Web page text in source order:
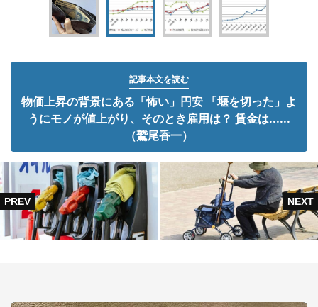
記事本文を読む
物価上昇の背景にある「怖い」円安 「堰を切った」よ
うにモノが値上がり、そのとき雇用は？ 賃金は......
（鷲尾香一）